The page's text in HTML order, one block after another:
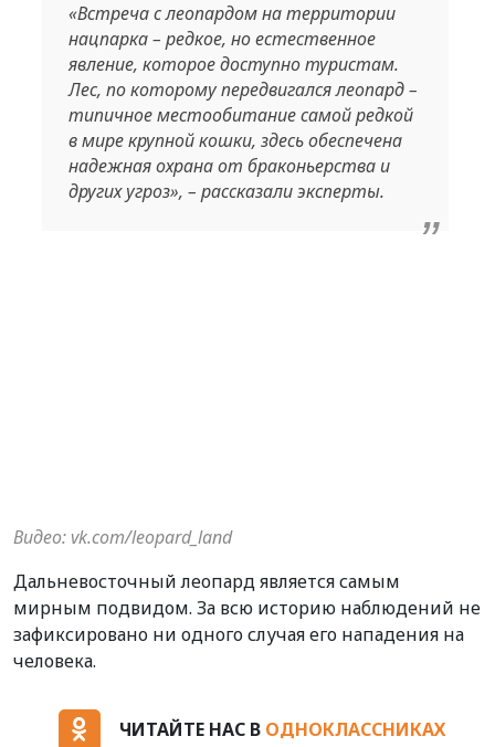
«Встреча с леопардом на территории
нацпарка – редкое, но естественное
явление, которое доступно туристам.
Лес, по которому передвигался леопард –
типичное местообитание самой редкой
в мире крупной кошки, здесь обеспечена
надежная охрана от браконьерства и
других угроз», – рассказали эксперты.
Видео: vk.com/leopard_land
Дальневосточный леопард является самым
мирным подвидом. За всю историю наблюдений не
зафиксировано ни одного случая его нападения на
человека.
ЧИТАЙТЕ НАС В ОДНОКЛАССНИКАХ